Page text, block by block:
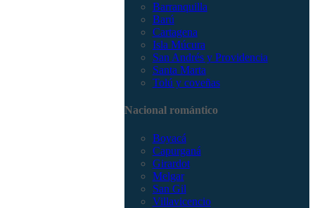
Barranquilla
Barú
Cartagena
Isla Múcura
San Andrés y Providencia
Santa Marta
Tolú y coveñas
Nacional romántico
Boyacá
Capurganá
Girardot
Melgar
San Gil
Villavicencio